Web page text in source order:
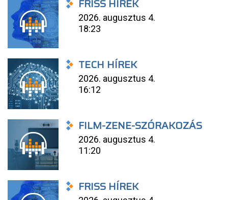
FRISS HÍREK
2026. augusztus 4.
18:23
TECH HÍREK
2026. augusztus 4.
16:12
FILM-ZENE-SZÓRAKOZÁS
2026. augusztus 4.
11:20
FRISS HÍREK